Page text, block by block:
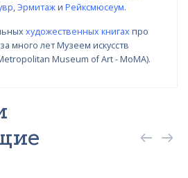
,Эрмитажи Рейксмюсеум.
художественных книгах про
много лет Музеем искусств
Museum of Art - MoMA).